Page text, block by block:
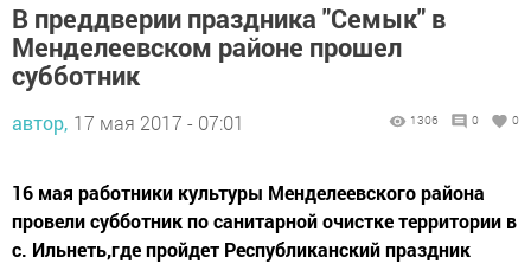
В преддверии праздника "Семык" в
Менделеевском районе прошел
субботник
автор, 17 мая 2017 - 07:01 1306 0 0
16 мая работники культуры Менделеевского района
провели субботник по санитарной очистке территории в
с. Ильнеть,где пройдет Республиканский праздник